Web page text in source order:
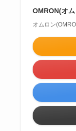
OMRON(オ
オムロン